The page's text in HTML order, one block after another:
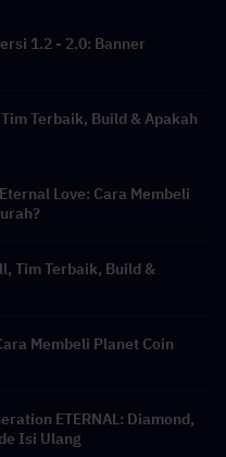
1.2 - 2.0: Banner
Terbaik, Build & Apakah
Love: Cara Membeli
Tim Terbaik, Build &
Membeli Planet Coin
ETERNAL: Diamond,
Isi Ulang